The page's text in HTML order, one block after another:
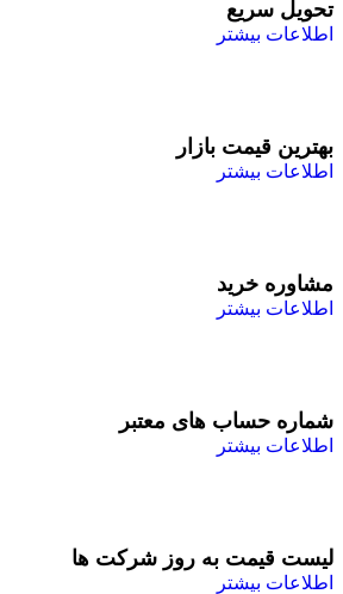
تحویل سریع
اطلاعات بیشتر
بهترین قیمت بازار
اطلاعات بیشتر
مشاوره خرید
اطلاعات بیشتر
شماره حساب های معتبر
اطلاعات بیشتر
لیست قیمت به روز شرکت ها
اطلاعات بیشتر